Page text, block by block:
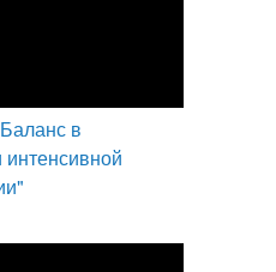
в
интенсивной